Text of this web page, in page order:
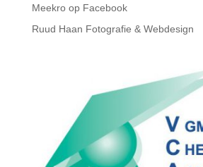
Meekro op Facebook
Ruud Haan Fotografie & Webdesign